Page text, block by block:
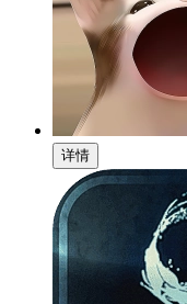
详情